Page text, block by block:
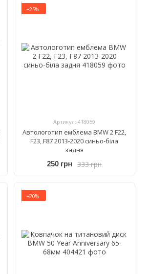
−25%
Артикул: 418059
Автологотип емблема BMW 2 F22,
F23, F87 2013-2020 синьо-біла
задня
333 грн
250 грн
−20%